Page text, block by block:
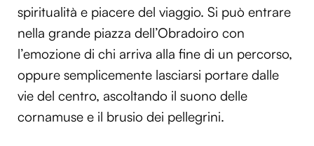
spiritualità e piacere del viaggio. Si può entrare
nella grande piazza dell’Obradoiro con
l’emozione di chi arriva alla fine di un percorso,
oppure semplicemente lasciarsi portare dalle
vie del centro, ascoltando il suono delle
cornamuse e il brusio dei pellegrini.